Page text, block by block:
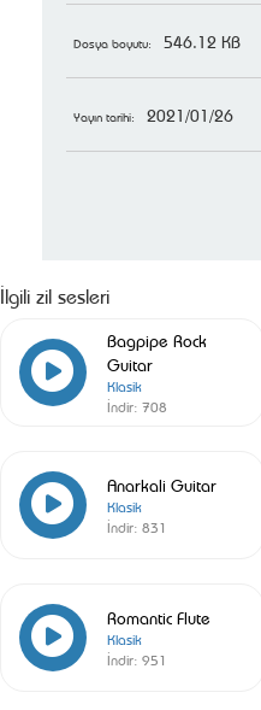
Dosya boyutu: 546.12 KB
Yayın tarihi: 2021/01/26
İlgili zil sesleri
Bagpipe Rock
Guitar
Klasik
İndir: 708
Anarkali Guitar
Klasik
İndir: 831
Romantic Flute
Klasik
İndir: 951